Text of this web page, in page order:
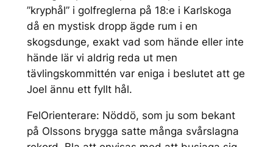
”kryphål” i golfreglerna på 18:e i Karlskoga
då en mystisk dropp ägde rum i en
skogsdunge, exakt vad som hände eller inte
hände lär vi aldrig reda ut men
tävlingskommittén var eniga i beslutet att ge
Joel ännu ett fyllt hål.
FelOrienterare: Nöddö, som ju som bekant
på Olssons brygga satte många svårslagna